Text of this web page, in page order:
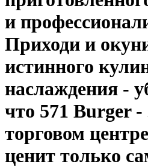
и
Приходи и
истинного
наслаждения -
что 571 Burger -
торговом
ценит только